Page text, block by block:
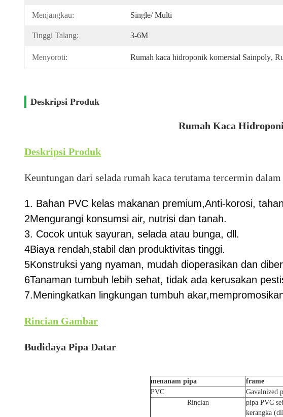
Menjangkau: Single/ Multi
Tinggi Talang: 3-6M
Menyoroti: Rumah kaca hidroponik komersial Sainpoly,
Deskripsi Produk
Rumah Kaca
Deskripsi Produk
Keuntungan dari selada rumah kaca terutama tercermin dalam
1. Bahan PVC kelas makanan premium,Anti-korosi,
2Mengurangi konsumsi air, nutrisi dan tanah.
3. Cocok untuk sayuran, selada atau bunga, dll.
4Biaya rendah,stabil dan produktivitas tinggi.
5Konstruksi yang nyaman, mudah dioperasikan dan
6Tanaman tumbuh lebih sehat, tidak ada kerusakan
7.Meningkatkan lingkungan tumbuh
Rincian Gambar
Budidaya Pipa Datar
menanam pipa frame
PVC
Gavalnized
Rincian
pipa PVC
kerangka